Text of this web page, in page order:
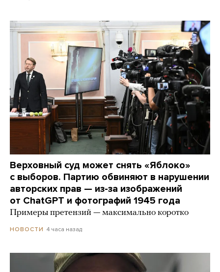
Верховный суд может снять «Яблоко»
с выборов. Партию обвиняют в нарушении
авторских прав — из-за изображений
от ChatGPT и фотографий 1945 года
Примеры претензий — максимально коротко
НОВОСТИ 4 часа назад